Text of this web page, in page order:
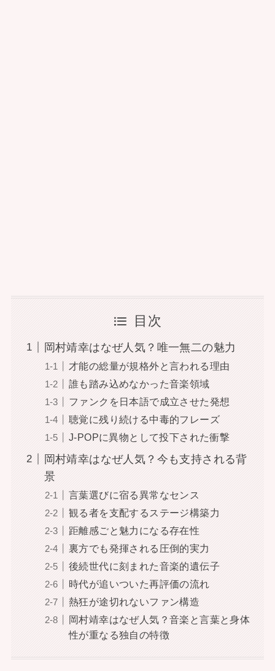
目次
岡村靖幸はなぜ人気？唯一無二の魅力
才能の総量が規格外と言われる理由
誰も踏み込めなかった音楽領域
ファンクを日本語で成立させた発想
聴覚に残り続ける中毒的フレーズ
J-POPに異物として投下された衝撃
岡村靖幸はなぜ人気？今も支持される背
景
言葉選びに宿る異常なセンス
観る者を支配するステージ構築力
距離感ごと魅力になる存在性
裏方でも発揮される圧倒的実力
後続世代に刻まれた音楽的遺伝子
時代が追いついた再評価の流れ
熱狂が途切れないファン構造
岡村靖幸はなぜ人気？音楽と言葉と身体
性が重なる独自の特徴